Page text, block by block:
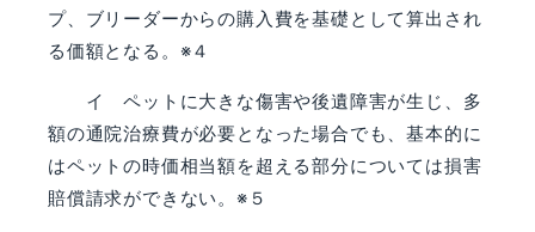
プ、ブリーダーからの購入費を基礎として算出され
る価額となる。※４
イ ペットに大きな傷害や後遺障害が生じ、多
額の通院治療費が必要となった場合でも、基本的に
はペットの時価相当額を超える部分については損害
賠償請求ができない。※５